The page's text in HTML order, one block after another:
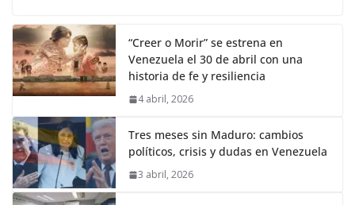
“Creer o Morir” se estrena en
Venezuela el 30 de abril con una
historia de fe y resiliencia
4 abril, 2026
Tres meses sin Maduro: cambios
políticos, crisis y dudas en Venezuela
3 abril, 2026